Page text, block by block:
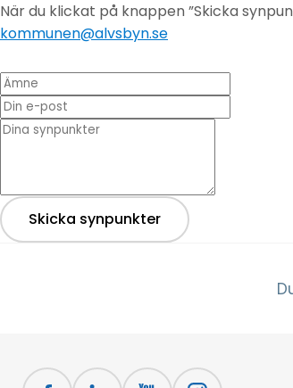
När du klickat på knappen ”Skicka
kommunen@alvsbyn.se
Ämne
Din e-post
* Dina synpunkter
Skicka synpunkter